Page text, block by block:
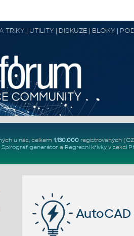
TRIKY | UTILITY | DISKUZE | BLOKY |
u nás, celkem 1.130.000registrovaných
Spirograf generátor a Regresní křivkyv sekci
AutoCAD